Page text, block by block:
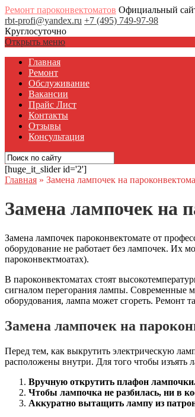
Ремонт пароконвектоматов Официальный
rbt-profi@yandex.ru +7 (495) 749-97-98
Круглосуточно
Открыть меню
Главная
Ремонт
Обслуживание
Вакансии
Прайс Лист
Контакты
Отзывы
Консультация
[huge_it_slider id='2']
Главная » Замена лампочек на
Замена лампочек на
Замена лампочек пароконвектомате от
оборудование не работает без лампочек. Их
пароконвектмоатах).
В пароконвектоматах стоят
сигналом перегорания лампы. Современные
оборудования, лампа может сгореть. Ремонт
Замена лампочек на
Перед тем, как выкрутить электрическую
расположены внутри. Для того чтобы изъять
Вручную открутить плафон
Чтобы лампочка не разбилась, ни в
Аккуратно вытащить лампу из